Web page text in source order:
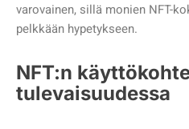
varovainen, sillä monien NFT-
pelkkään hypetykseen.
NFT:n
tulevaisuudessa